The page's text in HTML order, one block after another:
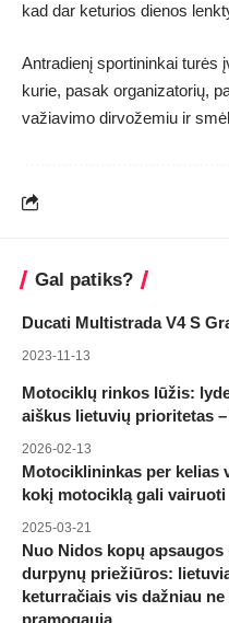
kad dar keturios dienos
Antradienį sportininkai turės
kurie, pasak organizatorių,
važiavimo dirvožemiu ir
Gal patiks?
Ducati Multistrada V4 S
2023-11-13
Motociklų rinkos lūžis:
aiškus lietuvių prioritetas
2026-02-13
Motociklininkas per kelias
kokį motociklą gali vairuoti
2025-03-21
Nuo Nidos kopų
durpynų priežiūros:
keturračiais vis dažniau ne
pramogauja